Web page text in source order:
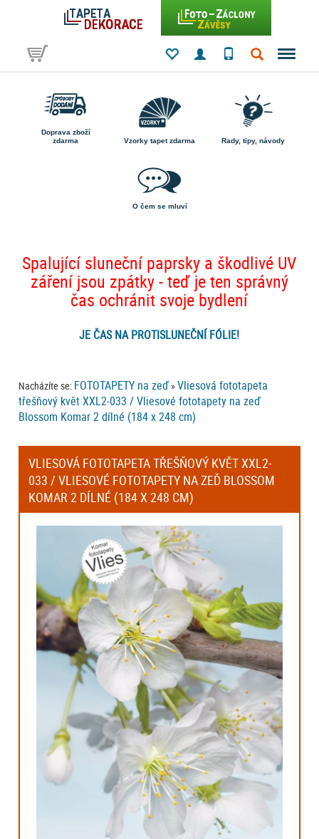
Doprava zboží
zdarma
Vzorky tapet zdarma Rady, tipy, návody
O čem se mluví
Spalující sluneční paprsky a škodlivé UV
záření jsou zpátky - teď je ten správný
čas ochránit svoje bydlení
JE ČAS NA PROTISLUNEČNÍ FÓLIE!
Nacházíte se: FOTOTAPETY na zeď »Vliesová fototapeta
třešňový květ XXL2-033 / Vliesové fototapety na zeď
Blossom Komar 2 dílné (184 x 248 cm)
VLIESOVÁ FOTOTAPETA TŘEŠŇOVÝ KVĚT XXL2-
033 / VLIESOVÉ FOTOTAPETY NA ZEĎ BLOSSOM
KOMAR 2 DÍLNÉ (184 X 248 CM)